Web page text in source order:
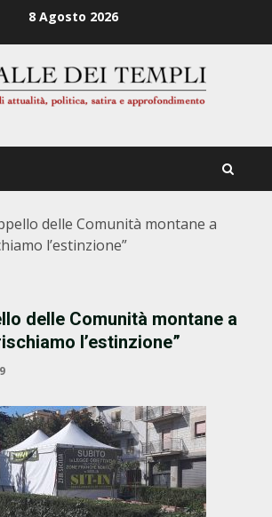
8 Agosto 2026
delle Comunità montane a
l’estinzione”
delle Comunità montane a
l’estinzione”